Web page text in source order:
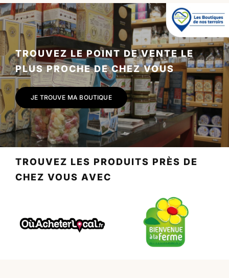
TROUVEZ LE POINT DE VENTE LE
PLUS PROCHE DE CHEZ VOUS
JE TROUVE MA BOUTIQUE
TROUVEZ LES PRODUITS PRÈS DE
CHEZ VOUS AVEC